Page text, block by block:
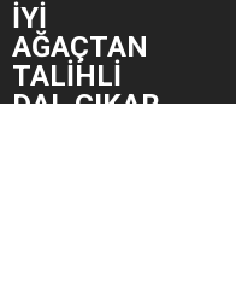
İYİ
AĞAÇTAN
TALİHLİ
DAL ÇIKAR.